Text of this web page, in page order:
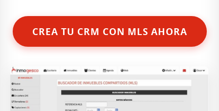
CREA TU CRM CON MLS AHORA